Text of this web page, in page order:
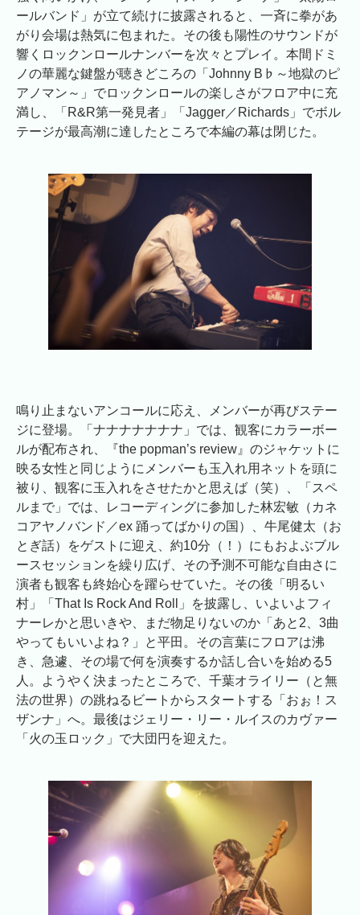
ールバンド」が立て続けに披露されると、一斉に拳があ
がり会場は熱気に包まれた。その後も陽性のサウンドが
響くロックンロールナンバーを次々とプレイ。本間ドミ
ノの華麗な鍵盤が聴きどころの「Johnny B♭～地獄のピ
アノマン～」でロックンロールの楽しさがフロア中に充
満し、「R&R第一発見者」「Jagger／Richards」でボル
テージが最高潮に達したところで本編の幕は閉じた。
鳴り止まないアンコールに応え、メンバーが再びステー
ジに登場。「ナナナナナナナ」では、観客にカラーボー
ルが配布され、『the popman’s review』のジャケットに
映る女性と同じようにメンバーも玉入れ用ネットを頭に
被り、観客に玉入れをさせたかと思えば（笑）、「スペ
ルまで」では、レコーディングに参加した林宏敏（カネ
コアヤノバンド／ex 踊ってばかりの国）、牛尾健太（お
とぎ話）をゲストに迎え、約10分（！）にもおよぶブル
ースセッションを繰り広げ、その予測不可能な自由さに
演者も観客も終始心を躍らせていた。その後「明るい
村」「That Is Rock And Roll」を披露し、いよいよフィ
ナーレかと思いきや、まだ物足りないのか「あと2、3曲
やってもいいよね？」と平田。その言葉にフロアは沸
き、急遽、その場で何を演奏するか話し合いを始める5
人。ようやく決まったところで、千葉オライリー（と無
法の世界）の跳ねるビートからスタートする「おぉ！ス
ザンナ」へ。最後はジェリー・リー・ルイスのカヴァー
「火の玉ロック」で大団円を迎えた。